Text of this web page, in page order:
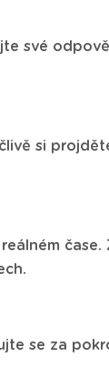
své
si
reálném čase.
se za